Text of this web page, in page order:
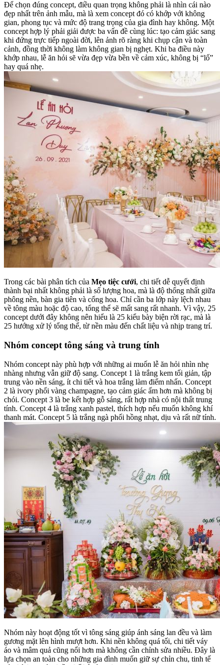
Để chọn đúng concept, điều quan trọng không phải là nhìn cái nào
đẹp nhất trên ảnh mẫu, mà là xem concept đó có khớp với không
gian, phong tục và mức độ trang trọng của gia đình hay không. Một
concept hợp lý phải giải được ba vấn đề cùng lúc: tạo cảm giác sang
khi đứng trực tiếp ngoài đời, lên ảnh rõ ràng khi chụp cận và toàn
cảnh, đồng thời không làm không gian bị nghẹt. Khi ba điều này
khớp nhau, lễ ăn hỏi sẽ vừa đẹp vừa bền về cảm xúc, không bị “lố”
hay quá nhẹ.
Trong các bài phân tích của Mẹo tiệc cưới, chi tiết dễ quyết định
thành bại nhất không phải là số lượng hoa, mà là độ thống nhất giữa
phông nền, bàn gia tiên và cổng hoa. Chỉ cần ba lớp này lệch nhau
về tông màu hoặc độ cao, tổng thể sẽ mất sang rất nhanh. Vì vậy, 25
concept dưới đây không nên hiểu là 25 kiểu bày biện rời rạc, mà là
25 hướng xử lý tổng thể, từ nền màu đến chất liệu và nhịp trang trí.
Nhóm concept tông sáng và trung tính
Nhóm concept này phù hợp với những ai muốn lễ ăn hỏi nhìn nhẹ
nhàng nhưng vẫn giữ độ sang. Concept 1 là trắng kem tối giản, tập
trung vào nền sáng, ít chi tiết và hoa trắng làm điểm nhấn. Concept
2 là ivory phối vàng champagne, tạo cảm giác ấm hơn mà không bị
chói. Concept 3 là be kết hợp gỗ sáng, rất hợp nhà có nội thất trung
tính. Concept 4 là trắng xanh pastel, thích hợp nếu muốn không khí
thanh mát. Concept 5 là trắng ngà phối hồng nhạt, dịu và rất nữ tính.
Nhóm này hoạt động tốt vì tông sáng giúp ánh sáng lan đều và làm
gương mặt lên hình mượt hơn. Khi nền không quá tối, chi tiết váy
áo và mâm quả cũng nổi hơn mà không cần chỉnh sửa nhiều. Đây là
lựa chọn an toàn cho những gia đình muốn giữ sự chỉn chu, tinh tế